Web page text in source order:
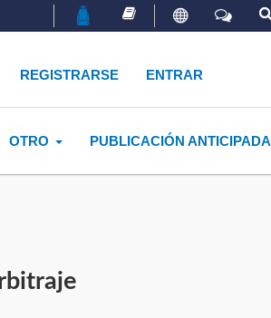
REGISTRARSE ENTRAR
OTRO PUBLICACIÓN ANTICIPADA